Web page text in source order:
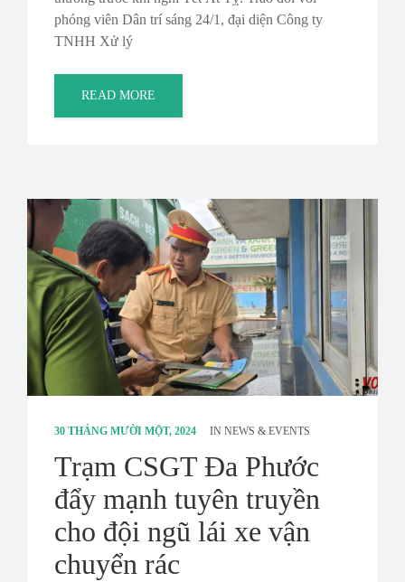
phóng viên Dân trí sáng 24/1, đại diện Công ty
TNHH Xử lý
READ MORE
30 THÁNG MƯỜI MỘT, 2024 IN NEWS & EVENTS
Trạm CSGT Đa Phước
đẩy mạnh tuyên truyền
cho đội ngũ lái xe vận
chuyển rác